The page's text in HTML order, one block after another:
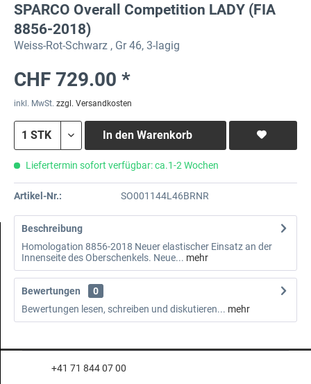
SPARCO Overall Competition LADY (FIA
8856-2018)
Weiss-Rot-Schwarz , Gr 46, 3-lagig
CHF 729.00 *
inkl. MwSt. zzgl. Versandkosten
In den Warenkorb
Liefertermin sofort verfügbar: ca.1-2 Wochen
Artikel-Nr.: SO001144L46BRNR
Beschreibung
Homologation 8856-2018 Neuer elastischer Einsatz an der
Innenseite des Oberschenkels. Neue... mehr
Bewertungen
0
Bewertungen lesen, schreiben und diskutieren... mehr
+41 71 844 07 00